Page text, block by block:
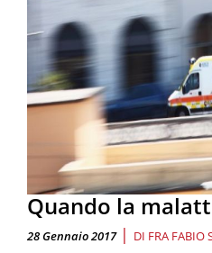
Quando la
28 Gennaio 2017 | DI FRA FABIO